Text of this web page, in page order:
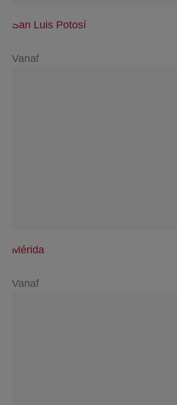
San Luis Potosí
Vanaf
Mérida
Vanaf